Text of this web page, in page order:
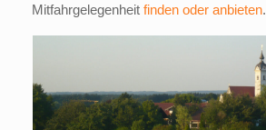
Mitfahrgelegenheit finden oder anbieten.